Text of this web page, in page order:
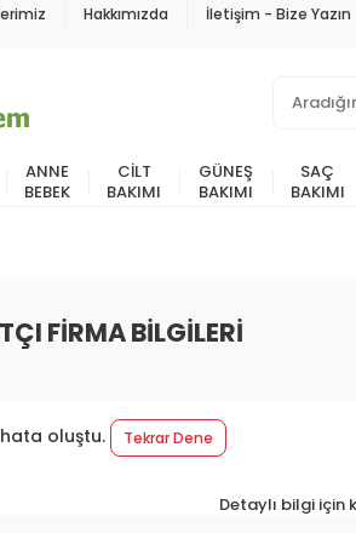
Hakkımızda İletişim - Bize Yazın
ANNE
BEBEK
CILT
BAKIMI
GÜNEŞ
BAKIMI
SAÇ
BAKIMI
FİRMA BİLGİLERİ
oluştu. Tekrar Dene
Detaylı bilgi için